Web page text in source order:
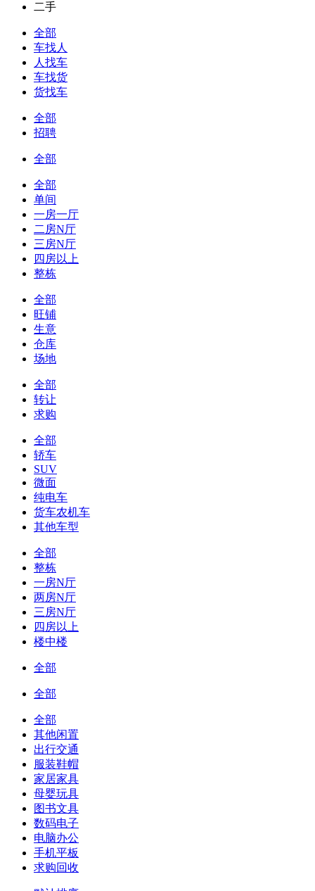
二手
全部
车找人
人找车
车找货
货找车
全部
招聘
全部
全部
单间
一房一厅
二房N厅
三房N厅
四房以上
整栋
全部
旺铺
生意
仓库
场地
全部
转让
求购
全部
轿车
SUV
微面
纯电车
货车农机车
其他车型
全部
整栋
一房N厅
两房N厅
三房N厅
四房以上
楼中楼
全部
全部
全部
其他闲置
出行交通
服装鞋帽
家居家具
母婴玩具
图书文具
数码电子
电脑办公
手机平板
求购回收